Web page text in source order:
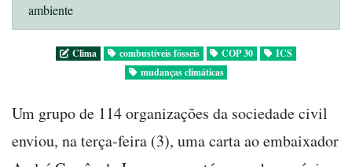
ambiente
Clima combustíveis fósseis COP 30
ICS
mudanças climáticas
Um grupo de 114 organizações da sociedade civil
enviou, na terça-feira (3), uma carta ao embaixador